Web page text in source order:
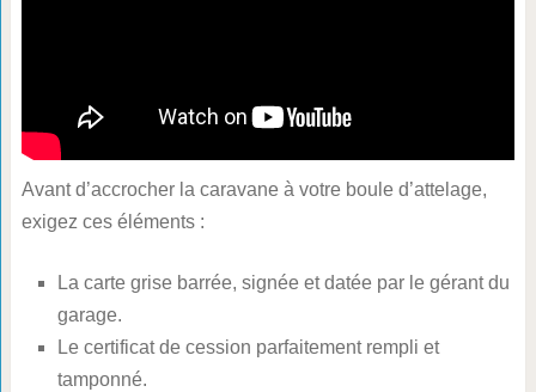
Avant d’accrocher la caravane à votre boule d’attelage,
exigez ces éléments :
La carte grise barrée, signée et datée par le gérant du
garage.
Le certificat de cession parfaitement rempli et
tamponné.